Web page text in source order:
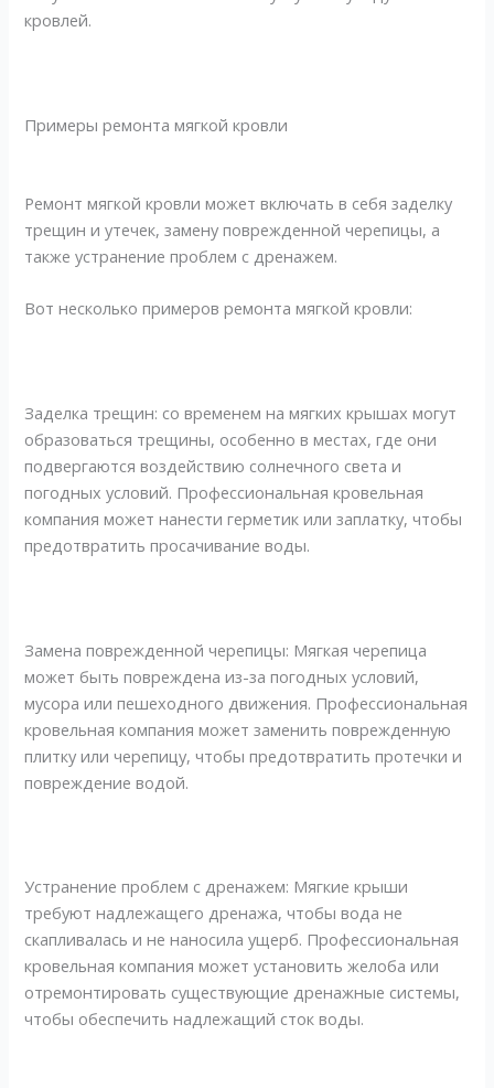
кровлей.
Примеры ремонта мягкой кровли
Ремонт мягкой кровли может включать в себя заделку
трещин и утечек, замену поврежденной черепицы, а
также устранение проблем с дренажем.
Вот несколько примеров ремонта мягкой кровли:
Заделка трещин: со временем на мягких крышах могут
образоваться трещины, особенно в местах, где они
подвергаются воздействию солнечного света и
погодных условий. Профессиональная кровельная
компания может нанести герметик или заплатку, чтобы
предотвратить просачивание воды.
Замена поврежденной черепицы: Мягкая черепица
может быть повреждена из-за погодных условий,
мусора или пешеходного движения. Профессиональная
кровельная компания может заменить поврежденную
плитку или черепицу, чтобы предотвратить протечки и
повреждение водой.
Устранение проблем с дренажем: Мягкие крыши
требуют надлежащего дренажа, чтобы вода не
скапливалась и не наносила ущерб. Профессиональная
кровельная компания может установить желоба или
отремонтировать существующие дренажные системы,
чтобы обеспечить надлежащий сток воды.